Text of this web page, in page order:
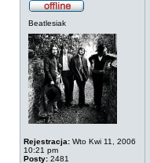
Beatlesiak
Rejestracja: Wto Kwi 11, 2006
10:21 pm
Posty: 2481